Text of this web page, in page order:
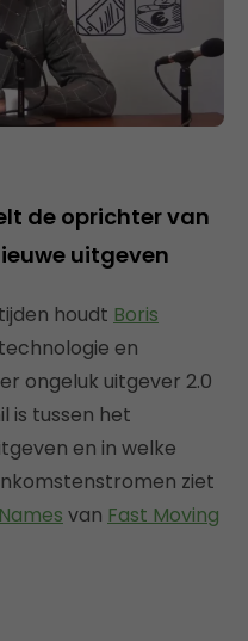
de oprichter van
uitgeven
houdt Boris
en
ongeluk uitgever 2.0
is tussen het
en in welke
ziet
van Fast Moving